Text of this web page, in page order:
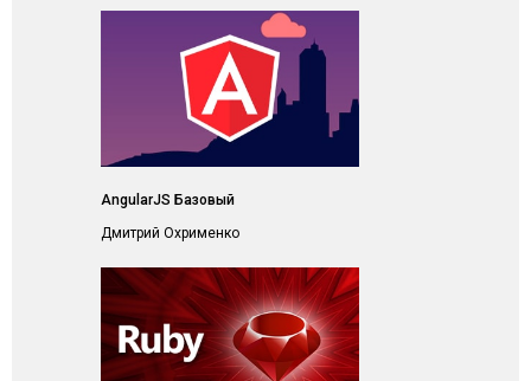
AngularJS Базовый
Дмитрий Охрименко